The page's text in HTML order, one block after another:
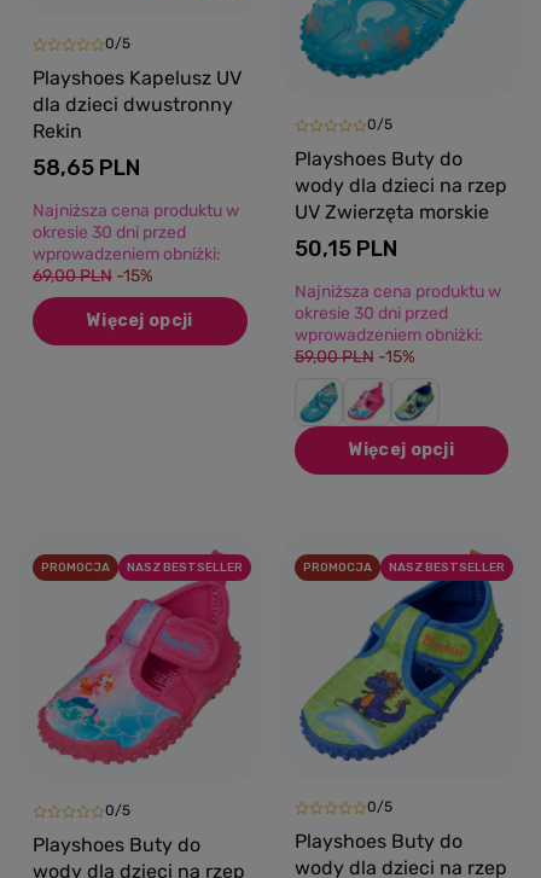
0/5
Playshoes Kapelusz UV
dla dzieci dwustronny
Rekin
58,65 PLN
Najniższa cena produktu w
okresie 30 dni przed
wprowadzeniem obniżki:
69,00 PLN -15%
Więcej opcji
0/5
Playshoes Buty do
wody dla dzieci na rzep
UV Zwierzęta morskie
50,15 PLN
Najniższa cena produktu w
okresie 30 dni przed
wprowadzeniem obniżki:
59,00 PLN -15%
Więcej opcji
PROMOCJA NASZ BESTSELLER
0/5
Playshoes Buty do
wody dla dzieci na rzep
PROMOCJA NASZ BESTSELLER
0/5
Playshoes Buty do
wody dla dzieci na rzep